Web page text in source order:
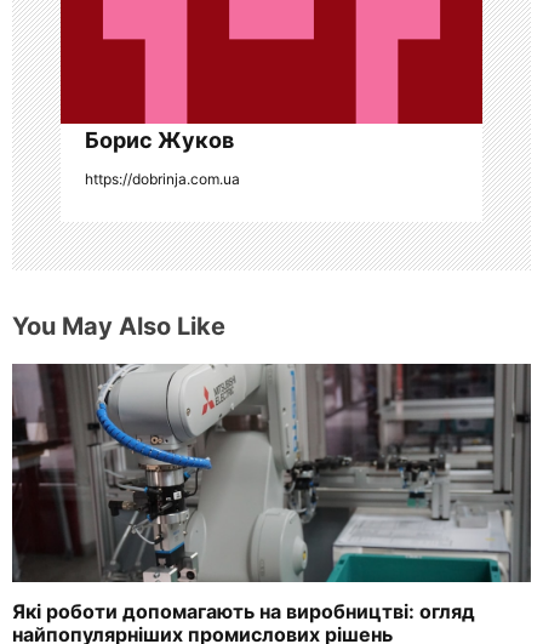
и
с
я
м
Борис Жуков
https://dobrinja.com.ua
You May Also Like
Які роботи допомагають на виробництві: огляд
найпопулярніших промислових рішень